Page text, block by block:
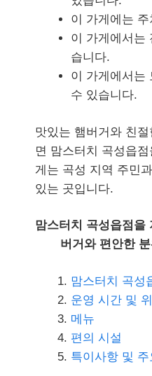
이 가게에는
이 가게에서는
습니다.
이 가게에서는
수 있습니다.
맛있는 햄버거와 친
면 맘스터치 곡성읍
게는 곡성 지역 주민
있는 곳입니다.
맘스터치 곡성읍점을
버거와 편안한
맘스터치 곡성
운영 시간 및
메뉴
편의 시설
특이사항 및 주